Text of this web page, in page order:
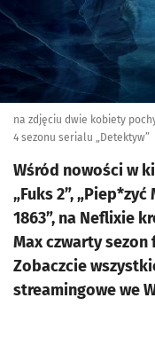
na zdjęciu dwie kobiety
4 sezonu serialu „Detektyw”
Wśród nowości w
„Fuks 2”,
1863”, na Neflixie
Max czwarty sezon
Zobaczcie
streamingowe we